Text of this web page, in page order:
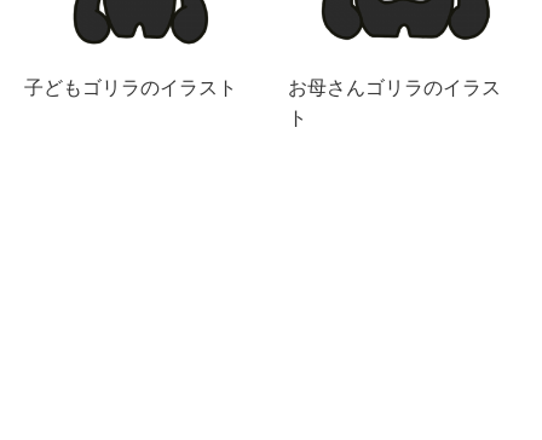
子どもゴリラのイラスト
お母さんゴリラのイラス
ト